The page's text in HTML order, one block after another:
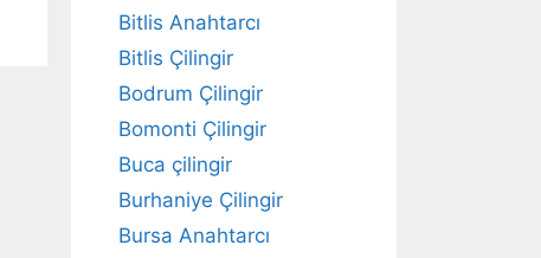
Bitlis Anahtarcı
Bitlis Çilingir
Bodrum Çilingir
Bomonti Çilingir
Buca çilingir
Burhaniye Çilingir
Bursa Anahtarcı